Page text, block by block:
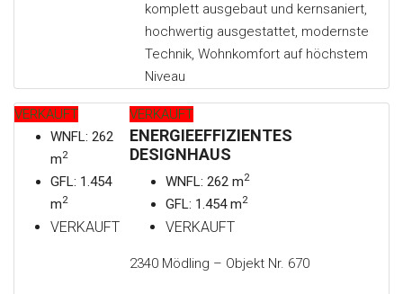
komplett ausgebaut und kernsaniert,
hochwertig ausgestattet, modernste
Technik, Wohnkomfort auf höchstem
Niveau
VERKAUFT
WNFL: 262
m2
GFL: 1.454
m2
VERKAUFT
VERKAUFT
ENERGIEEFFIZIENTES
DESIGNHAUS
WNFL: 262 m2
GFL: 1.454 m2
VERKAUFT
2340 Mödling – Objekt Nr. 670